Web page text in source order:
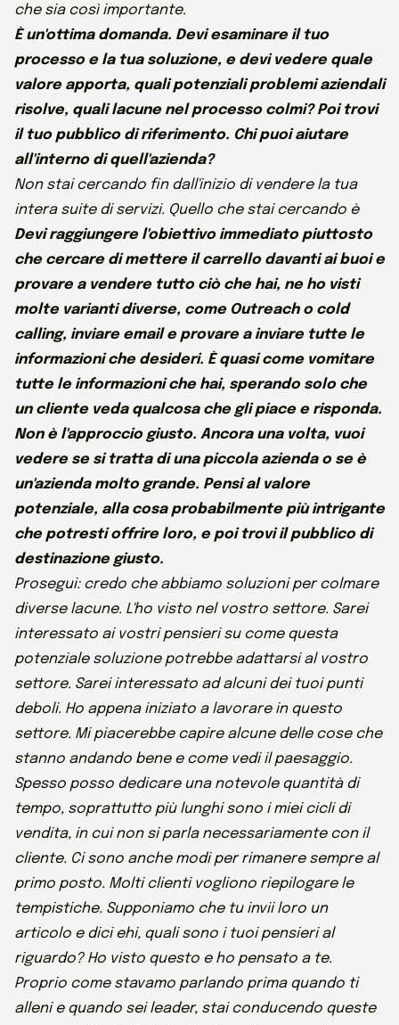
che sia così importante.
È un'ottima domanda. Devi esaminare il tuo
processo e la tua soluzione, e devi vedere quale
valore apporta, quali potenziali problemi aziendali
risolve, quali lacune nel processo colmi? Poi trovi
il tuo pubblico di riferimento. Chi puoi aiutare
all'interno di quell'azienda?
Non stai cercando fin dall'inizio di vendere la tua
intera suite di servizi. Quello che stai cercando è
Devi raggiungere l'obiettivo immediato piuttosto
che cercare di mettere il carrello davanti ai buoi e
provare a vendere tutto ciò che hai, ne ho visti
molte varianti diverse, come Outreach o cold
calling, inviare email e provare a inviare tutte le
informazioni che desideri. È quasi come vomitare
tutte le informazioni che hai, sperando solo che
un cliente veda qualcosa che gli piace e risponda.
Non è l'approccio giusto. Ancora una volta, vuoi
vedere se si tratta di una piccola azienda o se è
un'azienda molto grande. Pensi al valore
potenziale, alla cosa probabilmente più intrigante
che potresti offrire loro, e poi trovi il pubblico di
destinazione giusto.
Prosegui: credo che abbiamo soluzioni per colmare
diverse lacune. L'ho visto nel vostro settore. Sarei
interessato ai vostri pensieri su come questa
potenziale soluzione potrebbe adattarsi al vostro
settore. Sarei interessato ad alcuni dei tuoi punti
deboli. Ho appena iniziato a lavorare in questo
settore. Mi piacerebbe capire alcune delle cose che
stanno andando bene e come vedi il paesaggio.
Spesso posso dedicare una notevole quantità di
tempo, soprattutto più lunghi sono i miei cicli di
vendita, in cui non si parla necessariamente con il
cliente. Ci sono anche modi per rimanere sempre al
primo posto. Molti clienti vogliono riepilogare le
tempistiche. Supponiamo che tu invii loro un
articolo e dici ehi, quali sono i tuoi pensieri al
riguardo? Ho visto questo e ho pensato a te.
Proprio come stavamo parlando prima quando ti
alleni e quando sei leader, stai conducendo queste